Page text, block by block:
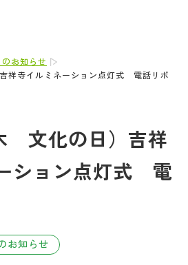
お知らせ
祥寺イルミネーション点灯式 電話リポ
文化の日）吉祥
ション点灯式 電
お知らせ